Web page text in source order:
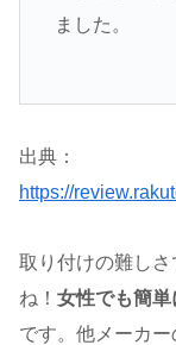
ました。
出典：
https://
取り付けの難し
ね！ 女性でも簡
です。他メーカ